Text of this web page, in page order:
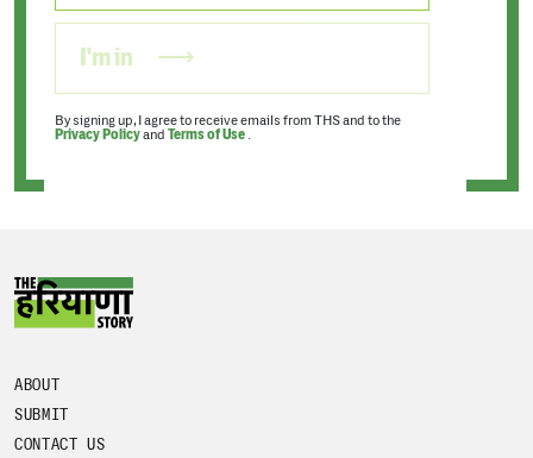
I'm in
By signing up, I agree to receive emails from THS and to the
Privacy Policyand Terms of Use .
ABOUT
SUBMIT
CONTACT US